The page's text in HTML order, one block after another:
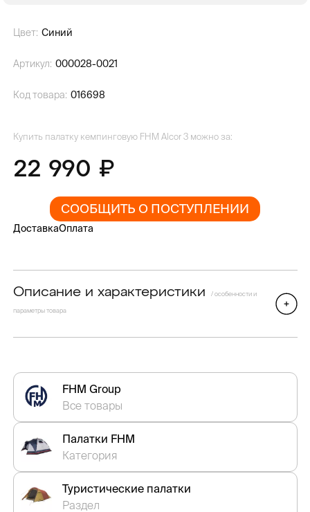
Цвет: Синий
Артикул: 000028-0021
Код товара: 016698
Купить палатку кемпинговую FHM Alcor 3 можно за:
22 990
СООБЩИТЬ О ПОСТУПЛЕНИИ
ДоставкаОплата
Описание и характеристики / особенности и
параметры товара
FHM Group
Все товары
Палатки FHM
Категория
Туристические палатки
Раздел